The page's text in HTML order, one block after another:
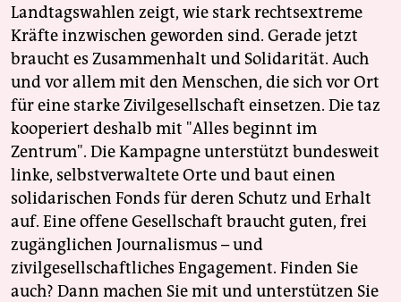
Landtagswahlen zeigt, wie stark rechtsextreme
Kräfte inzwischen geworden sind. Gerade jetzt
braucht es Zusammenhalt und Solidarität. Auch
und vor allem mit den Menschen, die sich vor Ort
für eine starke Zivilgesellschaft einsetzen. Die taz
kooperiert deshalb mit "Alles beginnt im
Zentrum". Die Kampagne unterstützt bundesweit
linke, selbstverwaltete Orte und baut einen
solidarischen Fonds für deren Schutz und Erhalt
auf. Eine offene Gesellschaft braucht guten, frei
zugänglichen Journalismus – und
zivilgesellschaftliches Engagement. Finden Sie
auch? Dann machen Sie mit und unterstützen Sie